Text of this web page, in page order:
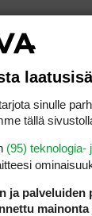
sinulle
tällä
(95) teknologia-
ja palveluiden